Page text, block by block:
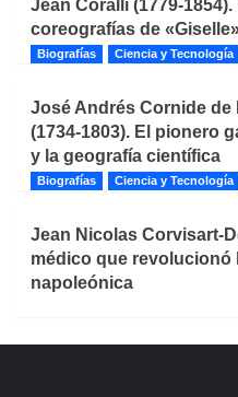
Jean Coralli (1779-
coreografías de
Biografías Ciencia y Tecnología
José Andrés Cornide de
(1734-1803). El pionero
y la geografía científica
Biografías Ciencia y Tecnología
Jean Nicolas Corvisart-
médico que revolucionó
napoleónica